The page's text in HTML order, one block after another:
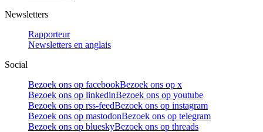
Newsletters
Rapporteur
Newsletters en anglais
Social
Bezoek ons op facebookBezoek ons op x
Bezoek ons op linkedinBezoek ons op youtube
Bezoek ons op rss-feedBezoek ons op instagram
Bezoek ons op mastodonBezoek ons op telegram
Bezoek ons op blueskyBezoek ons op threads